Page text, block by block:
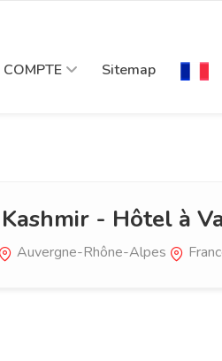
Sitemap
- Hôtel à
Auvergne-Rhône-Alpes